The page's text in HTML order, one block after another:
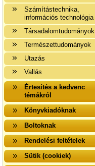
Számítástechnika,
információs technológia
Társadalomtudományok
Természettudományok
Utazás
Vallás
Értesítés a kedvenc
témákról
Könyvkiadóknak
Boltoknak
Rendelési feltételek
Sütik (cookiek)